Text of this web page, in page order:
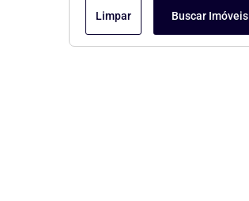
Limpar Buscar Imóveis